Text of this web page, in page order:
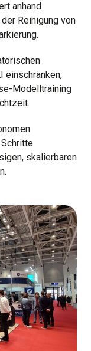
anhand
Reinigung von
einschränken,
Modelltraining
skalierbaren